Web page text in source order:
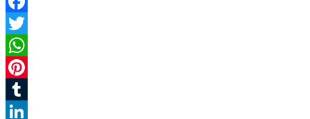
Facebook
Twitter
WhatsApp
Pinterest
Tumblr